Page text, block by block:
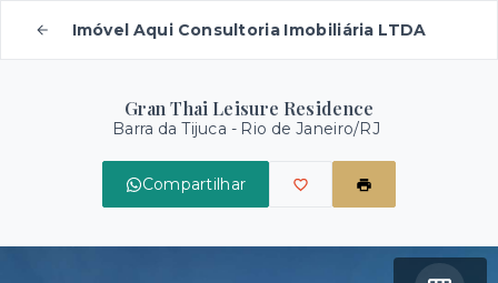
Imóvel Aqui Consultoria Imobiliária LTDA
Gran Thai Leisure Residence
Barra da Tijuca - Rio de Janeiro/RJ
Compartilhar